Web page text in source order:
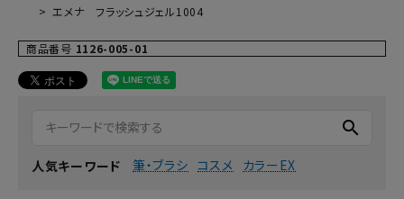
エメナ フラッシュジェル1004
商品番号 1126-005-01
search
人気キーワード 筆・ブラシ コスメ カラーEX